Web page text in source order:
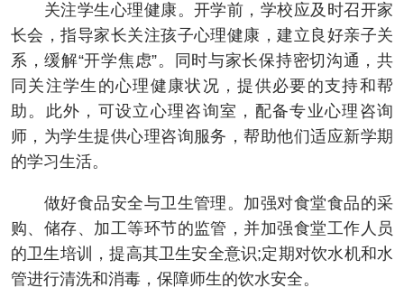
关注学生心理健康。开学前，学校应及时召开家
长会，指导家长关注孩子心理健康，建立良好亲子关
系，缓解“开学焦虑”。同时与家长保持密切沟通，共
同关注学生的心理健康状况，提供必要的支持和帮
助。此外，可设立心理咨询室，配备专业心理咨询
师，为学生提供心理咨询服务，帮助他们适应新学期
的学习生活。
做好食品安全与卫生管理。加强对食堂食品的采
购、储存、加工等环节的监管，并加强食堂工作人员
的卫生培训，提高其卫生安全意识;定期对饮水机和水
管进行清洗和消毒，保障师生的饮水安全。